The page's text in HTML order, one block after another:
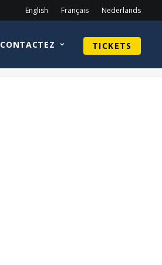
English Français Nederlands
CONTACTEZ TICKETS
Home homepage fr Joonas Suotamo